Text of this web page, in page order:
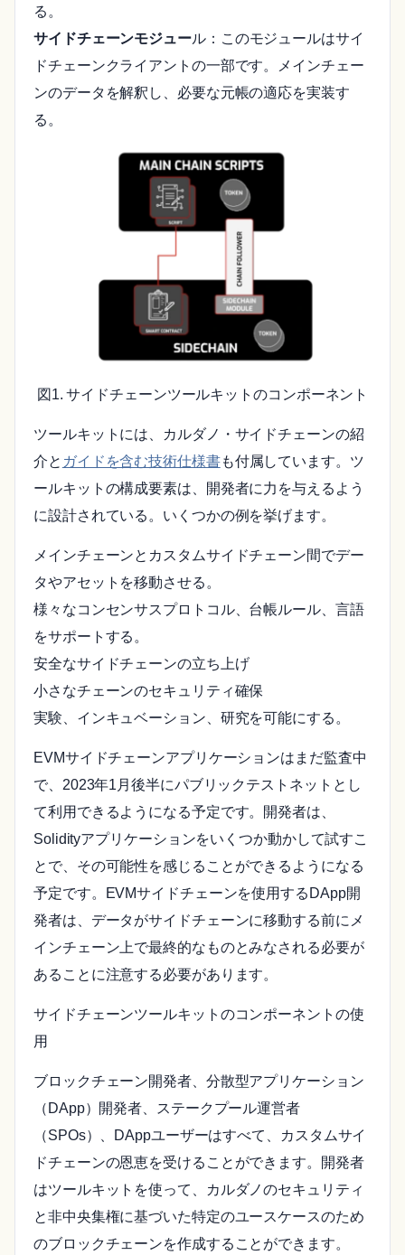
る。
サイドチェーンモジュール：このモジュールはサイ
ドチェーンクライアントの一部です。メインチェー
ンのデータを解釈し、必要な元帳の適応を実装す
る。
図1. サイドチェーンツールキットのコンポーネント
ツールキットには、カルダノ・サイドチェーンの紹
介と ガイドを含む技術仕様書も付属しています。ツ
ールキットの構成要素は、開発者に力を与えるよう
に設計されている。いくつかの例を挙げます。
メインチェーンとカスタムサイドチェーン間でデー
タやアセットを移動させる。
様々なコンセンサスプロトコル、台帳ルール、言語
をサポートする。
安全なサイドチェーンの立ち上げ
小さなチェーンのセキュリティ確保
実験、インキュベーション、研究を可能にする。
EVMサイドチェーンアプリケーションはまだ監査中
で、2023年1月後半にパブリックテストネットとし
て利用できるようになる予定です。開発者は、
Solidityアプリケーションをいくつか動かして試すこ
とで、その可能性を感じることができるようになる
予定です。EVMサイドチェーンを使用するDApp開
発者は、データがサイドチェーンに移動する前にメ
インチェーン上で最終的なものとみなされる必要が
あることに注意する必要があります。
サイドチェーンツールキットのコンポーネントの使
用
ブロックチェーン開発者、分散型アプリケーション
（DApp）開発者、ステークプール運営者
（SPOs）、DAppユーザーはすべて、カスタムサイ
ドチェーンの恩恵を受けることができます。開発者
はツールキットを使って、カルダノのセキュリティ
と非中央集権に基づいた特定のユースケースのため
のブロックチェーンを作成することができます。